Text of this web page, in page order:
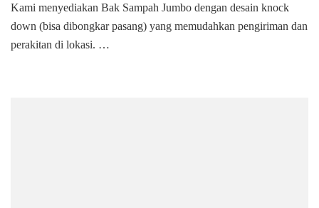
Tempat
Sampah
Kami menyediakan Bak Sampah Jumbo dengan desain knock
down (bisa dibongkar pasang) yang memudahkan pengiriman dan
perakitan di lokasi. …